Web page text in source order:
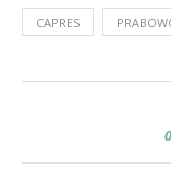
CAPRES
0